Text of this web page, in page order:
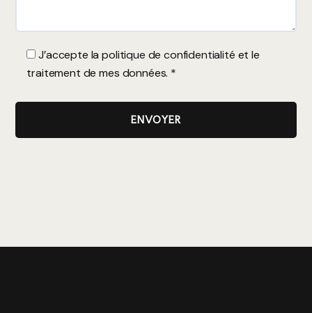
J’accepte lapolitique de confidentialité et le
traitement de mes données. *